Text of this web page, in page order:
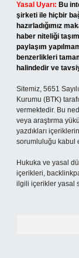
Yasal Uyarı: Bu
şirketi ile hiçbir
hazırladığımız
haber niteliği
paylaşım
benzerlikleri
halindedir ve
Sitemiz, 5651
Kurumu (BTK)
vermektedir. Bu
veya araştırma
yazdıkları
sorumluluğu kabul
Hukuka ve yasal
içerikleri,
ilgili içerikler yasal